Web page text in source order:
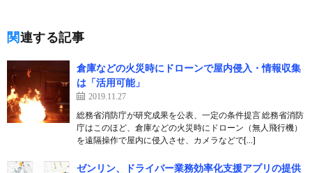
関連する記事
倉庫などの火災時にドローンで屋内侵入・情報収集
は「活用可能」
2019.11.27
総務省消防庁が研究成果を公表、一定の条件提言 総務省消防
庁はこのほど、倉庫などの火災時にドローン（無人飛行機）
を遠隔操作で屋内に侵入させ、カメラなどで[…]
ゼンリン、ドライバー業務効率化支援アプリの提供